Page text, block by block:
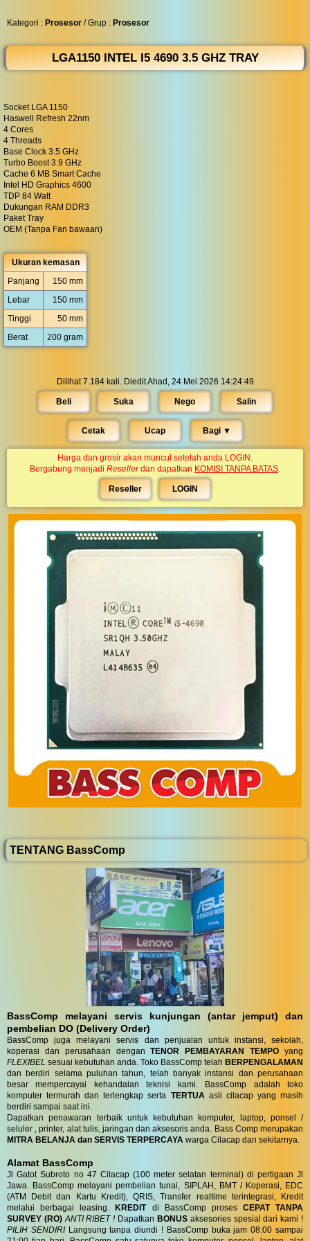
Kategori : Prosesor / Grup : Prosesor
LGA1150 INTEL I5 4690 3.5 GHZ TRAY
Socket LGA 1150
Haswell Refresh 22nm
4 Cores
4 Threads
Base Clock 3.5 GHz
Turbo Boost 3.9 GHz
Cache 6 MB Smart Cache
Intel HD Graphics 4600
TDP 84 Watt
Dukungan RAM DDR3
Paket Tray
OEM (Tanpa Fan bawaan)
Ukuran kemasan
Panjang
150 mm
Lebar
150 mm
Tinggi
50 mm
Berat
200 gram
Dilihat 7.184 kali. Diedit Ahad, 24 Mei 2026 14:24:49
Beli Suka Nego Salin
Cetak Ucap Bagi ▼︎
Harga dan grosir akan muncul setelah anda LOGIN.
Bergabung menjadi Resellerdan dapatkan KOMISI TANPA BATAS.
Reseller LOGIN
TENTANG BassComp
BassComp melayani servis kunjungan (antar jemput) dan
pembelian DO (Delivery Order)
BassComp juga melayani servis dan penjualan untuk instansi, sekolah,
koperasi dan perusahaan denganTENOR PEMBAYARAN TEMPO yang
FLEXIBEL sesuai kebutuhan anda. Toko BassComp telah BERPENGALAMAN
dan berdiri selama puluhan tahun, telah banyak instansi dan perusahaan
besar mempercayai kehandalan teknisi kami. BassComp adalah toko
komputer termurah dan terlengkap serta TERTUA asli cilacap yang masih
berdiri sampai saat ini.
Dapatkan penawaran terbaik untuk kebutuhan komputer, laptop, ponsel /
seluler , printer, alat tulis, jaringan dan aksesoris anda. Bass Comp merupakan
MITRA BELANJA dan SERVIS TERPERCAYA warga Cilacap dan sekitarnya.
Alamat BassComp
Jl Gatot Subroto no 47 Cilacap (100 meter selatan terminal) di pertigaan Jl
Jawa. BassComp melayani pembelian tunai, SIPLAH, BMT / Koperasi, EDC
(ATM Debit dan Kartu Kredit), QRIS, Transfer realtime terintegrasi, Kredit
melalui berbagai leasing.KREDITdi BassComp proses CEPAT TANPA
SURVEY (RO) ANTI RIBET !Dapatkan BONUSaksesories spesial dari kami !
PILIH SENDIRILangsung tanpa diundi ! BassComp buka jam 08:00 sampai